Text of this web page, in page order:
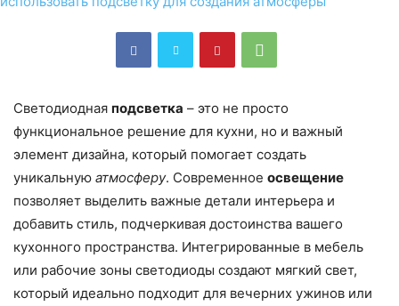
Светодиодная подсветка – это не просто
функциональное решение для кухни, но и важный
элемент дизайна, который помогает создать
уникальную атмосферу. Современное освещение
позволяет выделить важные детали интерьера и
добавить стиль, подчеркивая достоинства вашего
кухонного пространства. Интегрированные в мебель
или рабочие зоны светодиоды создают мягкий свет,
который идеально подходит для вечерних ужинов или